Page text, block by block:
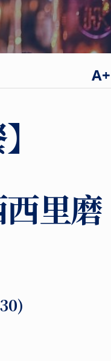
A+
里磨